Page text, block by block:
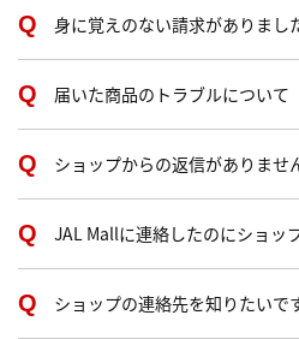
身に覚えのない請求がありまし
届いた商品のトラブルについて
ショップからの返信がありませ
JAL Mallに連絡したのにショッ
ショップの連絡先を知りたいで